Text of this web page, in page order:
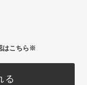
はこちら※
る